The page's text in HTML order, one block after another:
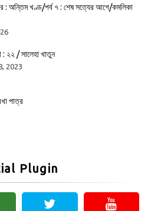
: অন্তিম খণ্ড/পর্ব ৭ : শেষ সত্যের আগে/কমলিকা
: ২২ / সালেহা খাতুন
2023
পাত্র
Plugin